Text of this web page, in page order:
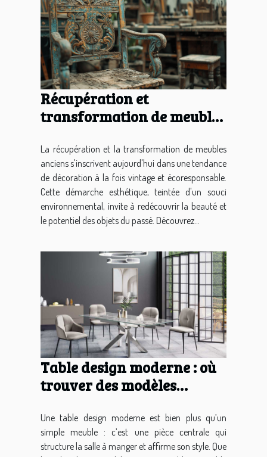
Récupération et
transformation de meubles
vintage et écoresponsable
La récupération et la transformation de meubles
anciens s'inscrivent aujourd'hui dans une tendance
de décoration à la fois vintage et écoresponsable.
Cette démarche esthétique, teintée d'un souci
environnemental, invite à redécouvrir la beauté et
le potentiel des objets du passé. Découvrez...
Table design moderne : où
trouver des modèles
Une table design moderne est bien plus qu’un
simple meuble : c’est une pièce centrale qui
structure la salle à manger et affirme son style. Que